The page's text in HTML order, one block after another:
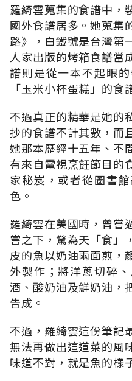
羅綺雲蒐集的食譜中，
國外食譜居多。她蒐集
路》，白鐵號是台灣第
人家出版的烤箱食譜當
譜則是從一本不起眼
「玉米小杯蛋糕」的食
不過真正的精華是她的
抄的食譜不計其數，而
她那本歷經十五年、不
有來自電視烹飪節目的
家秘岌，或者從圖書
色。
羅綺雲在美國時，曾嘗
嘗之下，驚為天「食」
皮的魚以奶油兩面煎，
外製作；將洋蔥切碎
酒、酸奶油及鮮奶油，
告成。
不過，羅綺雲這份筆記
無法再做出這道菜的風
味道不對，就是魚的樣